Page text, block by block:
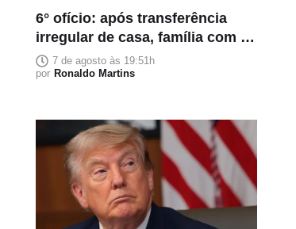
6° ofício: após transferência
irregular de casa, família com 5
pessoas teme despejo
7 de agosto às 19:51h
por Ronaldo Martins